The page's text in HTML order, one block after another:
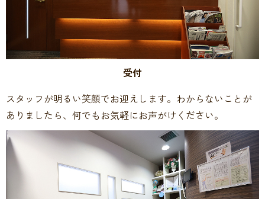
受付
スタッフが明るい笑顔でお迎えします。わからないことが
ありましたら、何でもお気軽にお声がけください。